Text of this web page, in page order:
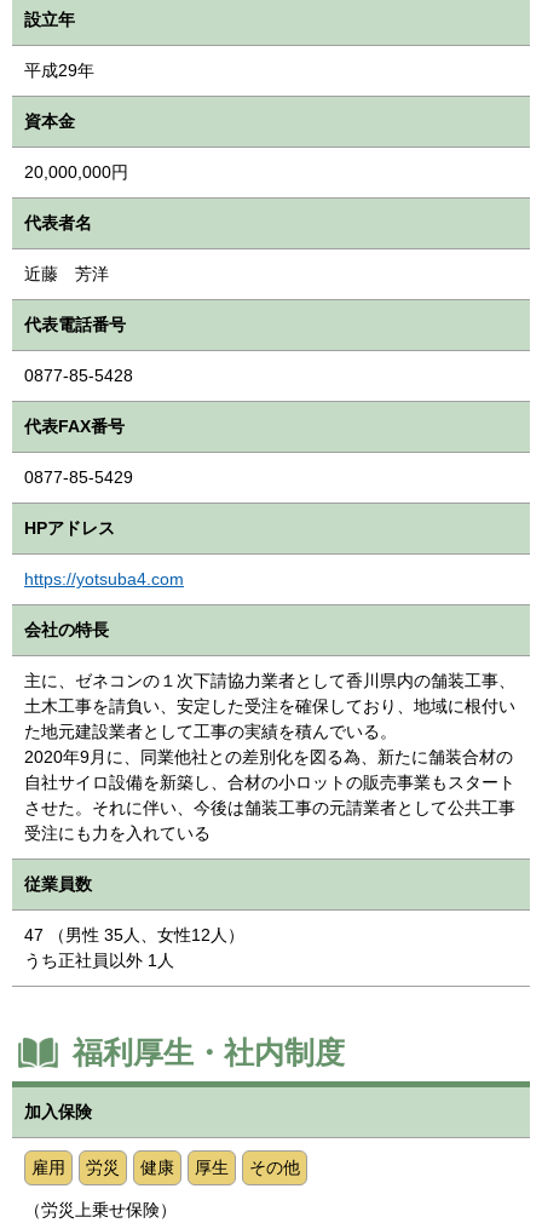
設立年
平成29年
資本金
20,000,000円
代表者名
近藤 芳洋
代表電話番号
0877-85-5428
代表FAX番号
0877-85-5429
HPアドレス
https://yotsuba4.com
会社の特長
主に、ゼネコンの１次下請協力業者として香川県内の舗装工事、
土木工事を請負い、安定した受注を確保しており、地域に根付い
た地元建設業者として工事の実績を積んでいる。
2020年9月に、同業他社との差別化を図る為、新たに舗装合材の
自社サイロ設備を新築し、合材の小ロットの販売事業もスタート
させた。それに伴い、今後は舗装工事の元請業者として公共工事
受注にも力を入れている
従業員数
47 （男性 35人、女性12人）
うち正社員以外 1人
福利厚生・社内制度
加入保険
雇用 労災 健康 厚生 その他
（労災上乗せ保険）